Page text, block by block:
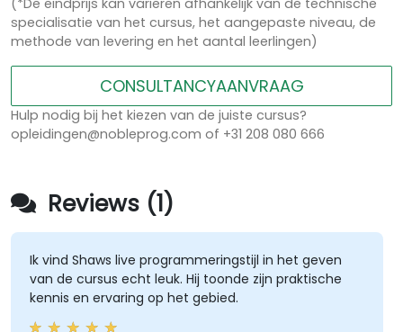
(*De eindprijs kan variëren afhankelijk van de technische
specialisatie van het cursus, het aangepaste niveau, de
methode van levering en het aantal leerlingen)
CONSULTANCYAANVRAAG
Hulp nodig bij het kiezen van de juiste cursus?
opleidingen@nobleprog.com of +31 208 080 666
Reviews (1)
Ik vind Shaws live programmeringstijl in het geven
van de cursus echt leuk. Hij toonde zijn praktische
kennis en ervaring op het gebied.